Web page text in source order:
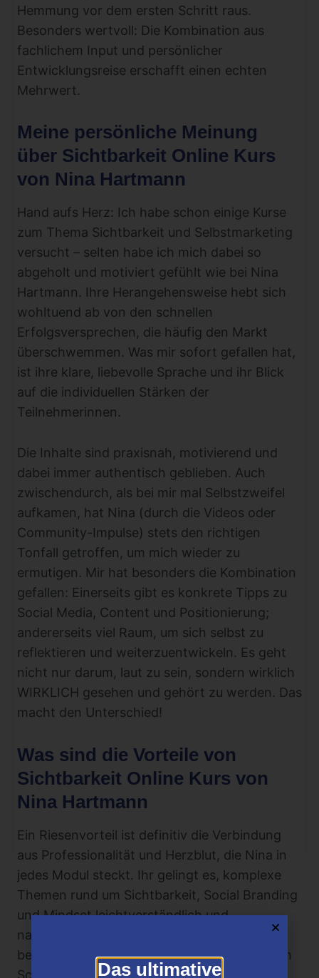
Hemmung vor dem ersten Schritt raus.
Besonders wertvoll: Die Kombination aus
fachlichem Input und persönlicher
Entwicklungsreise erschafft einen echten
Mehrwert.
Meine persönliche Meinung
über Sichtbarkeit Online Kurs
von Nina Hartmann
Hand aufs Herz: Ich habe schon einige Kurse
zum Thema Sichtbarkeit und Selbstmarketing
versucht – selten habe ich mich dabei so
abgeholt und motiviert gefühlt wie bei Nina
Hartmann. Ihre Herangehensweise hebt sich
wohltuend ab von den schnellen
Erfolgsversprechen, die häufig den Markt
überschwemmen. Was mir sofort gefallen hat,
ist ihre klare, liebevolle Sprache und ihr Blick
auf die individuellen Stärken der
Teilnehmerinnen.
Die Inhalte sind praxisnah, motivierend und
dabei immer authentisch geblieben. Auch
zwischendurch, als bei mir mal Selbstzweifel
aufkamen, hat Nina (durch die Videos oder
Community-Impulse) stets den richtigen
Tonfall getroffen, um mich wieder zu
ermutigen. Mir hat besonders die Kombination
gefallen: Einerseits gibt es konkrete Tipps zu
Social Media, Content und Positionierung;
andererseits viel Raum, um sich selbst zu
reflektieren und weiterzuentwickeln. Es geht
nicht nur darum, laut zu sein, sondern wirklich
WIRKLICH gesehen und gehört zu werden. Das
macht den Unterschied!
Was sind die Vorteile von
Sichtbarkeit Online Kurs von
Nina Hartmann
Ein Riesenvorteil ist definitiv die Verbindung
aus Professionalität und Herzblut, die Nina in
jedes Modul steckt. Ihr gelingt es, komplexe
Themen rund um Sichtbarkeit, Social Branding
und Mindset leichtverständlich und
nachvollziehbar zu vermitteln. Für mich
besonders wertvoll war das Gefühl, bei jedem
Schritt verstanden und bestärkt zu werden –
Das ultimative